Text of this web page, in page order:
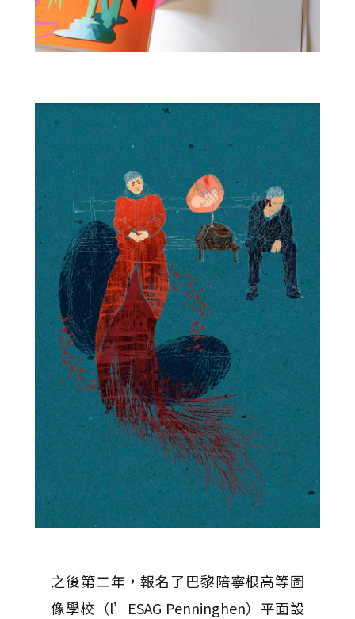
之後第二年，報名了巴黎陪寧根高等圖
像學校（l’ESAG Penninghen）平面設